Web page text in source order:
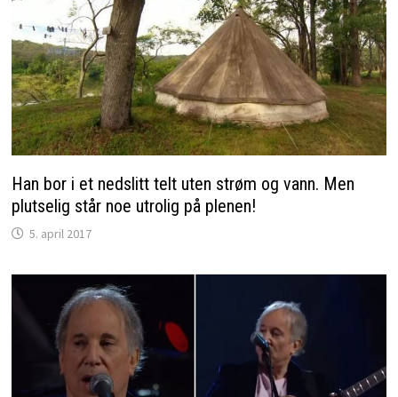
Han bor i et nedslitt telt uten strøm og vann. Men
plutselig står noe utrolig på plenen!
5. april 2017